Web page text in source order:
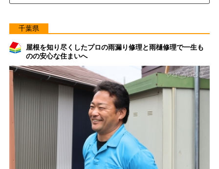
千葉県
屋根を知り尽くしたプロの雨漏り修理と雨樋修理で一生も
のの安心な住まいへ